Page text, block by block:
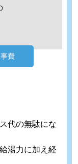
費
代の無駄にな
湯力に加え経